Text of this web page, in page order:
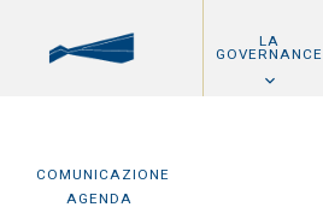
LA
GOVERNANCE
COMUNICAZIONE
AGENDA